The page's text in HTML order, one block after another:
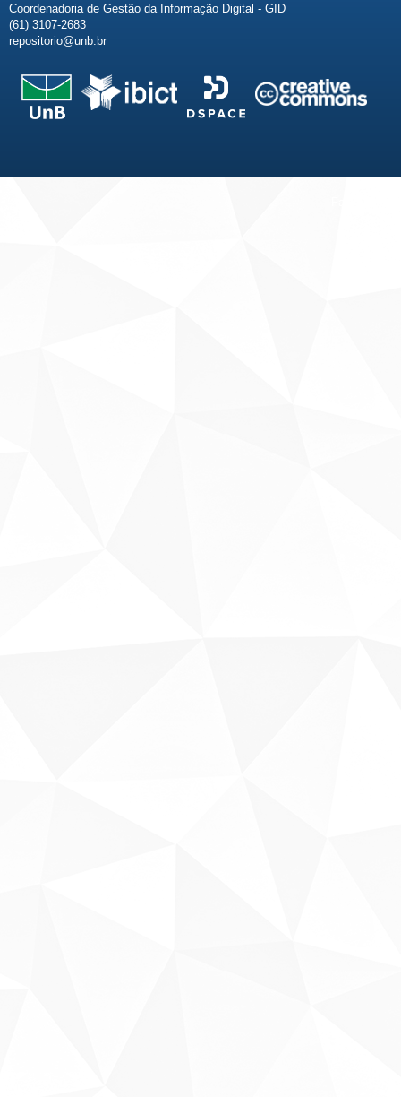
Coordenadoria de Gestão da Informação Digital - GID
(61) 3107-2683
repositorio@unb.br